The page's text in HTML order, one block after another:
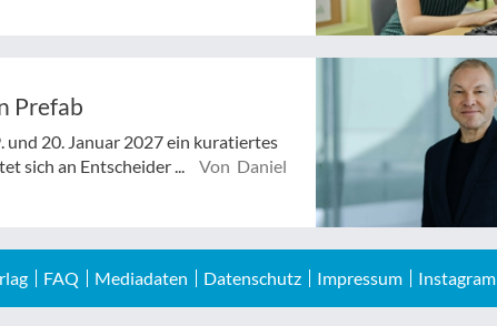
Prefab
und 20. Januar 2027 ein kuratiertes
sich an Entscheider ...
Von Daniel
FAQ Mediadaten Datenschutz Impressum Instagram